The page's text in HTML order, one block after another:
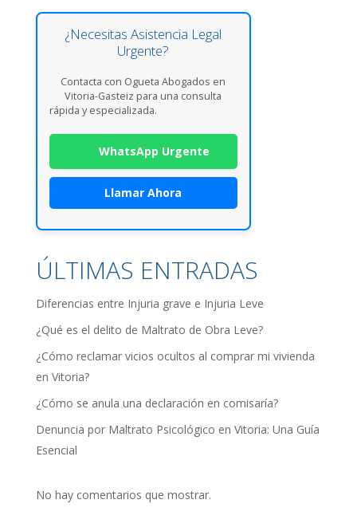
¿Necesitas Asistencia Legal
Urgente?
Contacta con Ogueta Abogados en
Vitoria-Gasteiz para una consulta
rápida y especializada.
WhatsApp Urgente
Llamar Ahora
ÚLTIMAS ENTRADAS
Diferencias entre Injuria grave e Injuria Leve
¿Qué es el delito de Maltrato de Obra Leve?
¿Cómo reclamar vicios ocultos al comprar mi vivienda
en Vitoria?
¿Cómo se anula una declaración en comisaría?
Denuncia por Maltrato Psicológico en Vitoria: Una Guía
Esencial
No hay comentarios que mostrar.